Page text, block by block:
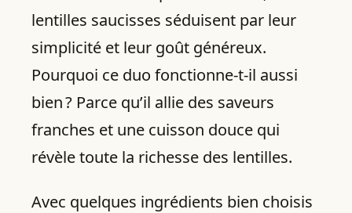
lentilles saucisses séduisent par leur
simplicité et leur goût généreux.
Pourquoi ce duo fonctionne‑t‑il aussi
bien ? Parce qu’il allie des saveurs
franches et une cuisson douce qui
révèle toute la richesse des lentilles.
Avec quelques ingrédients bien choisis